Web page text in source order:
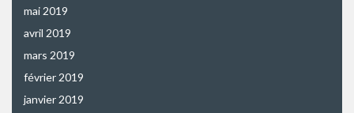
mai 2019
avril 2019
mars 2019
février 2019
janvier 2019